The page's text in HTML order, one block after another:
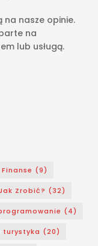
na nasze opinie.
na
lub usługą.
Finanse (9)
Zrobić? (32)
(4)
turystyka (20)